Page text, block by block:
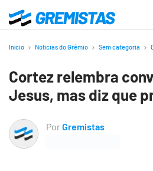
para
principal
Gremistas
Início Notícias do Grêmio Sem categoria
Cortez relembra
Jesus, mas diz que
PorGremistas